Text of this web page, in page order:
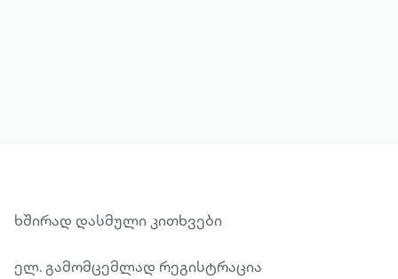
ხშირად დასმული კითხვები
ელ. გამომცემლად რეგისტრაცია